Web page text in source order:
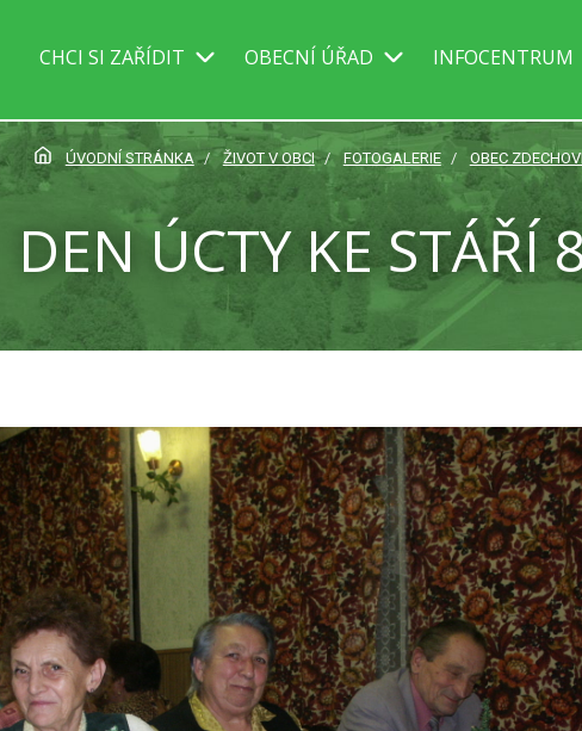
CHCI SI ZAŘÍDIT OBECNÍ ÚŘAD INFOCENTRUM
ÚVODNÍ STRÁNKA ŽIVOT V OBCI FOTOGALERIE OBEC
DEN ÚCTY KE STÁŘÍ